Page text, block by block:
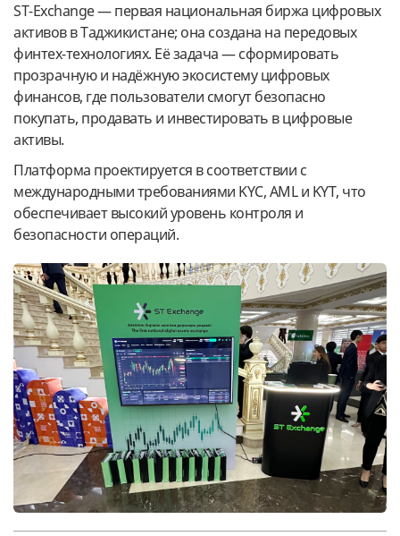
ST-Exchange — первая национальная биржа цифровых
активов в Таджикистане; она создана на передовых
финтех-технологиях. Её задача — сформировать
прозрачную и надёжную экосистему цифровых
финансов, где пользователи смогут безопасно
покупать, продавать и инвестировать в цифровые
активы.
Платформа проектируется в соответствии с
международными требованиями KYC, AML и KYT, что
обеспечивает высокий уровень контроля и
безопасности операций.